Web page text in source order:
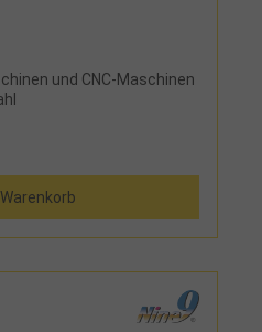
und CNC-Maschinen